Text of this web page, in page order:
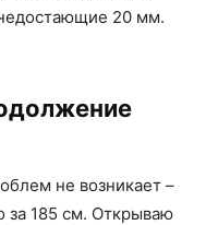
20 мм.
не возникает –
за 185 см. Открываю